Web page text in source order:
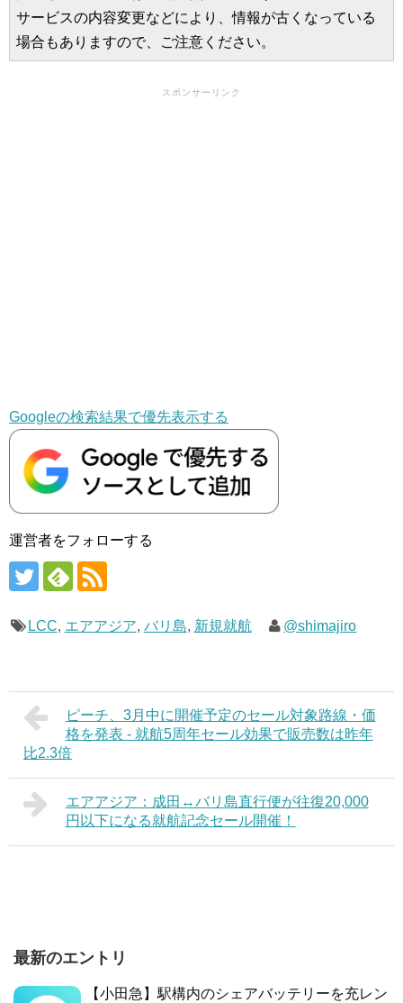
サービスの内容変更などにより、情報が古くなっている
場合もありますので、ご注意ください。
スポンサーリンク
Googleの検索結果で優先表示する
運営者をフォローする
LCC, エアアジア, バリ島, 新規就航 @shimajiro
ピーチ、3月中に開催予定のセール対象路線・価
格を発表 - 就航5周年セール効果で販売数は昨年
比2.3倍
エアアジア：成田↔バリ島直行便が往復20,000
円以下になる就航記念セール開催！
最新のエントリ
【小田急】駅構内のシェアバッテリーを充レン